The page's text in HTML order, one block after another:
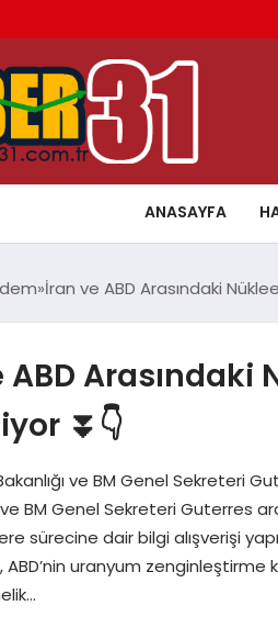
ANASAYFA
İran ve ABD Arasındaki
ABD
⏬👇
ve BM Genel Sekreteri
ve BM Genel Sekreteri Guterres
sürecine dair bilgi alışverişi
uranyum zenginleştirme